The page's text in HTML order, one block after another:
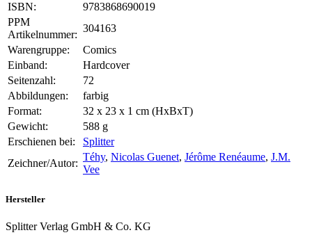
ISBN:
9783868690019
PPM
Artikelnummer:
304163
Warengruppe:
Comics
Einband:
Hardcover
Seitenzahl:
72
Abbildungen:
farbig
Format:
32 x 23 x 1 cm (HxBxT)
Gewicht:
588 g
Erschienen bei:
Splitter
Zeichner/Autor:
Téhy, Nicolas Guenet, Jérôme Renéaume, J.M.
Vee
Hersteller
Splitter Verlag GmbH & Co. KG